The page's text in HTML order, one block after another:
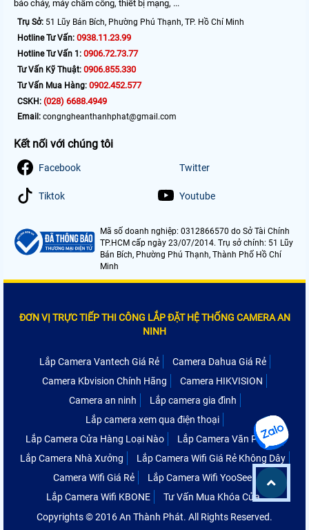
báo cháy, máy chấm công, thiết bị mạng, ...
Trụ Sở: 51 Lũy Bán Bích, Phường Phú Thạnh, TP. Hồ Chí Minh
Hotline Tư Vấn: 0938.11.23.99
Hotline Tư Vấn 1: 0906.72.73.77
Tư Vấn Kỹ Thuật: 0906.855.330
Tư Vấn Mua Hàng: 0902.452.577
CSKH: (028) 6688.4949
Email: congngheanthanhphat@gmail.com
Kết nối với chúng tôi
Facebook Twitter
Tiktok Youtube
Mã số doanh nghiệp: 0312866570 do Sở Tài Chính
TP.HCM cấp ngày 23/07/2014. Trụ sở chính: 51 Lũy
Bán Bích, Phường Phú Thạnh, Thành Phố Hồ Chí
Minh
ĐƠN VỊ TRỰC TIẾP THI CÔNG LẮP ĐẶT HỆ THỐNG CAMERA AN
NINH
Lắp Camera Vantech Giá Rẻ
Camera Dahua Giá Rẻ
Camera Kbvision Chính Hãng
Camera HIKVISION
Camera an ninh
Lắp camera gia đình
Lắp camera xem qua điện thoại
Lắp Camera Cửa Hàng Loại Nào
Lắp Camera Văn Phòng
Lắp Camera Nhà Xưởng
Lắp Camera Wifi Giá Rẻ Không Dây
Camera Wifi Giá Rẻ
Lắp Camera Wifi YooSee
Lắp Camera Wifi KBONE
Tư Vấn Mua Khóa Cửa
Copyrights © 2016 An Thành Phát. All Rights Reserved.